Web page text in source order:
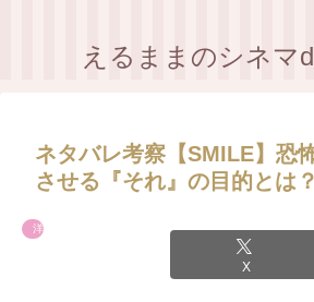
えるままのシネマ
ネタバレ考察【SMILE】恐
させる『それ』の目的とは？
洋画
X